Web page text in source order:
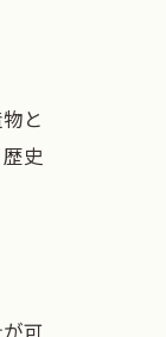
と
史
可